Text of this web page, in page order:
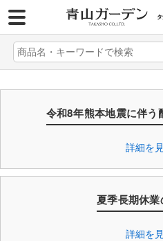
令和8年熊本地震に伴う
詳細を
夏季長期休
詳細を